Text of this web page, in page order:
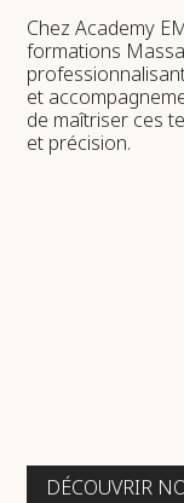
Chez Academy
formations
et
de maîtriser ces
et précision.
DÉCOUVRIR